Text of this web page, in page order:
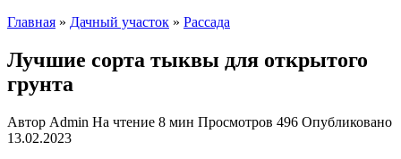
Главная » Дачный участок » Рассада
Лучшие сорта тыквы для открытого
грунта
Автор Admin На чтение 8 мин Просмотров 496 Опубликовано
13.02.2023